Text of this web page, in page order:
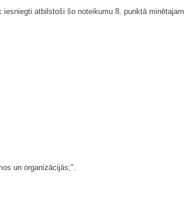
atbilstoši šo noteikumu 8. punktā minētajam
un organizācijās;".